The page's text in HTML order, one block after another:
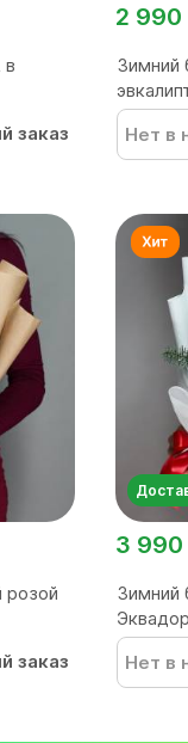
в
заказ
2 990
Зимний
Нет в
розой
заказ
3
Зимний
Нет в